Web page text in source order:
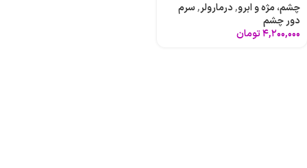
چشم، مژه و ابرو,درمارولر,سرم
دور چشم
۴,۲۰۰,۰۰۰تومان